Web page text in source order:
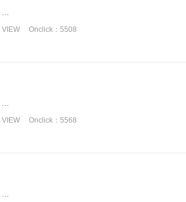
VIEW Onclick：5508
VIEW Onclick：5568